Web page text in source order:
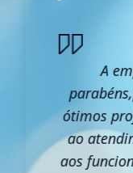
A
ótimos
ao
aos